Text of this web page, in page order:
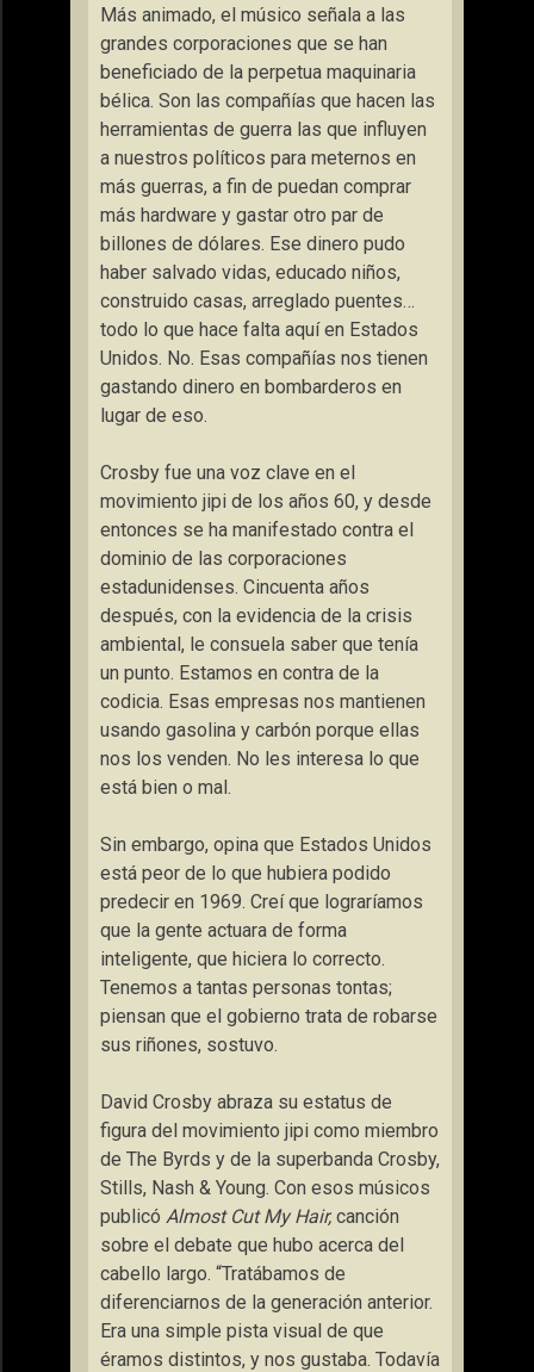
Más animado, el músico señala a las
grandes corporaciones que se han
beneficiado de la perpetua maquinaria
bélica. Son las compañías que hacen las
herramientas de guerra las que influyen
a nuestros políticos para meternos en
más guerras, a fin de puedan comprar
más hardware y gastar otro par de
billones de dólares. Ese dinero pudo
haber salvado vidas, educado niños,
construido casas, arreglado puentes…
todo lo que hace falta aquí en Estados
Unidos. No. Esas compañías nos tienen
gastando dinero en bombarderos en
lugar de eso.
Crosby fue una voz clave en el
movimiento jipi de los años 60, y desde
entonces se ha manifestado contra el
dominio de las corporaciones
estadunidenses. Cincuenta años
después, con la evidencia de la crisis
ambiental, le consuela saber que tenía
un punto. Estamos en contra de la
codicia. Esas empresas nos mantienen
usando gasolina y carbón porque ellas
nos los venden. No les interesa lo que
está bien o mal.
Sin embargo, opina que Estados Unidos
está peor de lo que hubiera podido
predecir en 1969. Creí que lograríamos
que la gente actuara de forma
inteligente, que hiciera lo correcto.
Tenemos a tantas personas tontas;
piensan que el gobierno trata de robarse
sus riñones, sostuvo.
David Crosby abraza su estatus de
figura del movimiento jipi como miembro
de The Byrds y de la superbanda Crosby,
Stills, Nash & Young. Con esos músicos
publicó Almost Cut My Hair, canción
sobre el debate que hubo acerca del
cabello largo. “Tratábamos de
diferenciarnos de la generación anterior.
Era una simple pista visual de que
éramos distintos, y nos gustaba. Todavía